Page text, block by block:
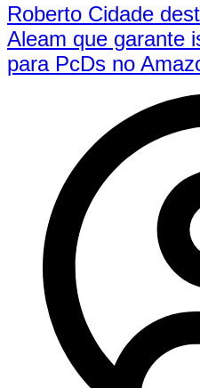
Roberto Cidade
Aleam que garante
para PcDs no